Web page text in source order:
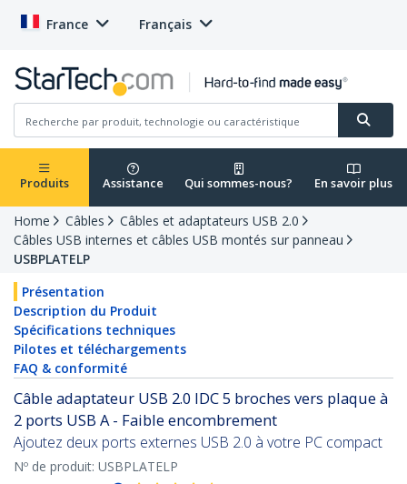
France Français
Produits Assistance Qui sommes-nous? En savoir plus
Home Câbles
Câbles et adaptateurs USB 2.0
Câbles USB internes et câbles USB montés sur panneau
USBPLATELP
Présentation
Description du Produit
Spécifications techniques
Pilotes et téléchargements
FAQ & conformité
Câble adaptateur USB 2.0 IDC 5 broches vers plaque à
2 ports USB A - Faible encombrement
Ajoutez deux ports externes USB 2.0 à votre PC compact
Nº de produit: USBPLATELP